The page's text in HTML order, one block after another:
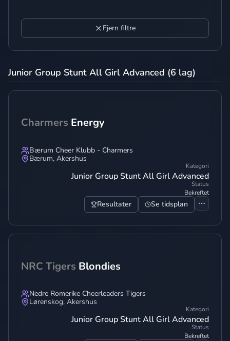
Fjern filtre
Junior Group Stunt All Girl Advanced (6 lag)
Charmers Energy
Bærum Cheer Klubb - Charmers
Bærum, Akershus
Kategori
Junior Group Stunt All Girl Advanced
Status
Bekreftet
Resultater Se tidsplan
NRC Tigers Blondies
Nedre Romerike Cheerleaders Tigers
Lørenskog, Akershus
Kategori
Junior Group Stunt All Girl Advanced
Status
Bekreftet